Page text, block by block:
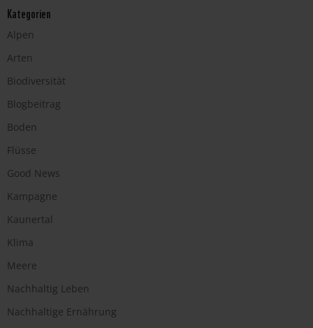
Kategorien
Alpen
Arten
Biodiversität
Blogbeitrag
Boden
Flüsse
Good News
Kampagne
Kaunertal
Klima
Meere
Nachhaltig Leben
Nachhaltige Ernährung